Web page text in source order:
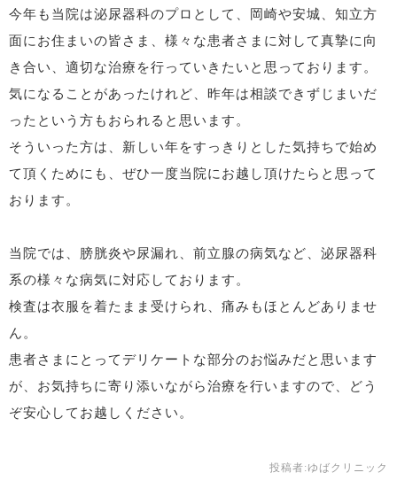
今年も当院は泌尿器科のプロとして、岡崎や安城、知立方
面にお住まいの皆さま、様々な患者さまに対して真摯に向
き合い、適切な治療を行っていきたいと思っております。
気になることがあったけれど、昨年は相談できずじまいだ
ったという方もおられると思います。
そういった方は、新しい年をすっきりとした気持ちで始め
て頂くためにも、ぜひ一度当院にお越し頂けたらと思って
おります。
当院では、膀胱炎や尿漏れ、前立腺の病気など、泌尿器科
系の様々な病気に対応しております。
検査は衣服を着たまま受けられ、痛みもほとんどありませ
ん。
患者さまにとってデリケートな部分のお悩みだと思います
が、お気持ちに寄り添いながら治療を行いますので、どう
ぞ安心してお越しください。
投稿者: ゆばクリニック